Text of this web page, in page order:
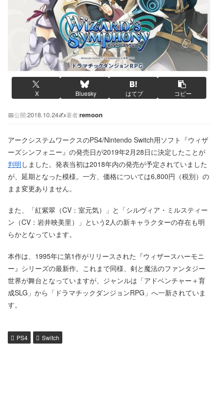
X Bluesky はてブ コピー
📅公開:2018.10.24✍️著者:remoon
アークシステムワークスのPS4/Nintendo Switch用ソフト『ウィザ
ーズシンフォニー』の発売日が2019年2月28日に決定したことが
判明 しました。発表当初は2018年内の発売が予定されていました
が、延期となった模様。一方、価格については6,800円（税別）の
まま変更ありません。
また、「紅紫翠（CV：室元気）」と「シルヴィア・ミルスティー
ン（CV：岩井映美里）」という2人の新キャラクターの存在も明
らかとなっています。
本作は、1995年に第1作がリリースされた『ウィザースハーモニ
ー』シリーズの最新作。これまで同様、剣と魔法のファンタジー
世界が舞台となっていますが、ジャンルは「アドベンチャー＋育
成SLG」から「ドラマチックダンジョンRPG」へ一新されていま
す。
PS4 Switch